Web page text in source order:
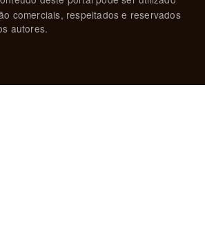
comerciais, respeitados e reservados
autores.